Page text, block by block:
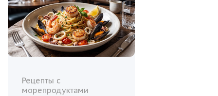
Рецепты с
морепродуктами